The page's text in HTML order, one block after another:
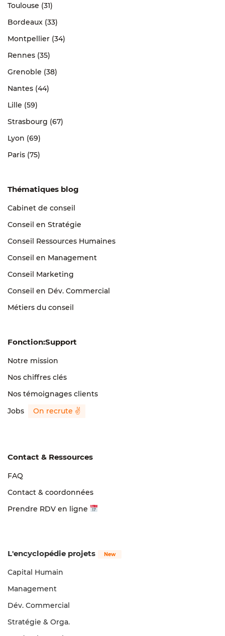
Toulouse (31)
Bordeaux (33)
Montpellier (34)
Rennes (35)
Grenoble (38)
Nantes (44)
Lille (59)
Strasbourg (67)
Lyon (69)
Paris (75)
Thématiques blog
Cabinet de conseil
Conseil en Stratégie
Conseil Ressources Humaines
Conseil en Management
Conseil Marketing
Conseil en Dév. Commercial
Métiers du conseil
Fonction:Support
Notre mission
Nos chiffres clés
Nos témoignages clients
Jobs
Contact & Ressources
FAQ
Contact & coordonnées
Prendre RDV en ligne
L'encyclopédie projets
Capital Humain
Management
Dév. Commercial
Stratégie & Orga.